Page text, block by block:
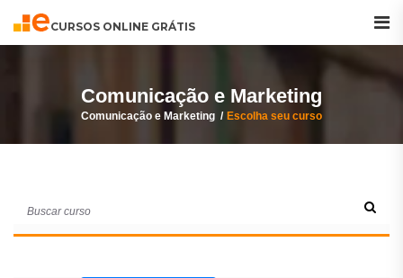
CURSOS ONLINE GRÁTIS
Curso
Comunicação e Marketing
Comunicação e Marketing Escolha seu curso